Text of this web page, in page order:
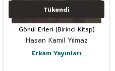
Tükendi
Gönül Erleri (Birinci Kitap)
Hasan Kamil Yılmaz
Erkam Yayınları